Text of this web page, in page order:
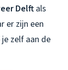
Delft als
er zijn een
zelf aan de